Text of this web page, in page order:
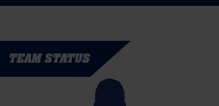
TEAM STATUS